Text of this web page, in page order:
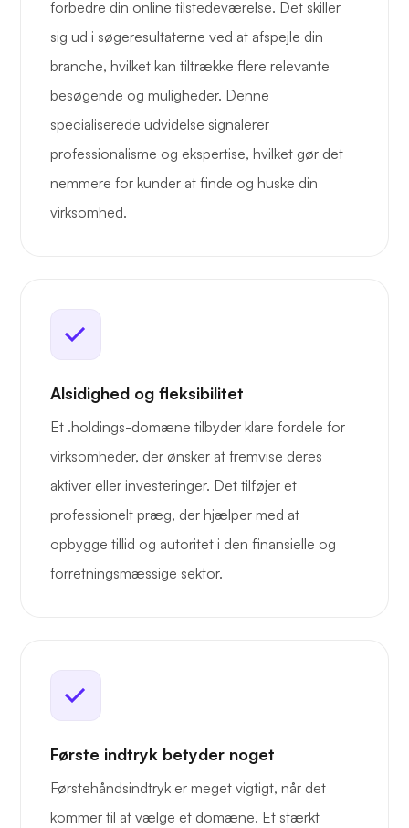
forbedre din online tilstedeværelse. Det skiller
sig ud i søgeresultaterne ved at afspejle din
branche, hvilket kan tiltrække flere relevante
besøgende og muligheder. Denne
specialiserede udvidelse signalerer
professionalisme og ekspertise, hvilket gør det
nemmere for kunder at finde og huske din
virksomhed.
Alsidighed og fleksibilitet
Et .holdings-domæne tilbyder klare fordele for
virksomheder, der ønsker at fremvise deres
aktiver eller investeringer. Det tilføjer et
professionelt præg, der hjælper med at
opbygge tillid og autoritet i den finansielle og
forretningsmæssige sektor.
Første indtryk betyder noget
Førstehåndsindtryk er meget vigtigt, når det
kommer til at vælge et domæne. Et stærkt